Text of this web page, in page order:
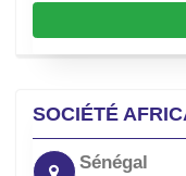
SOCIÉTÉ
Sénégal